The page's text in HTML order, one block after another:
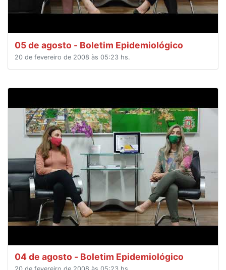
05 de agosto - Boletim Epidemiológico
20 de fevereiro de 2008 às 05:23 hs.
04 de agosto - Boletim Epidemiológico